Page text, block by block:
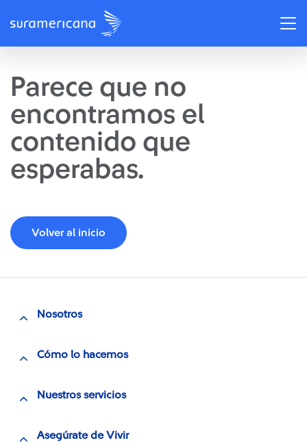
Parece que no
encontramos el
contenido que
esperabas.
Volver al inicio
Nosotros
Cómo lo hacemos
Nuestros servicios
Asegúrate de Vivir